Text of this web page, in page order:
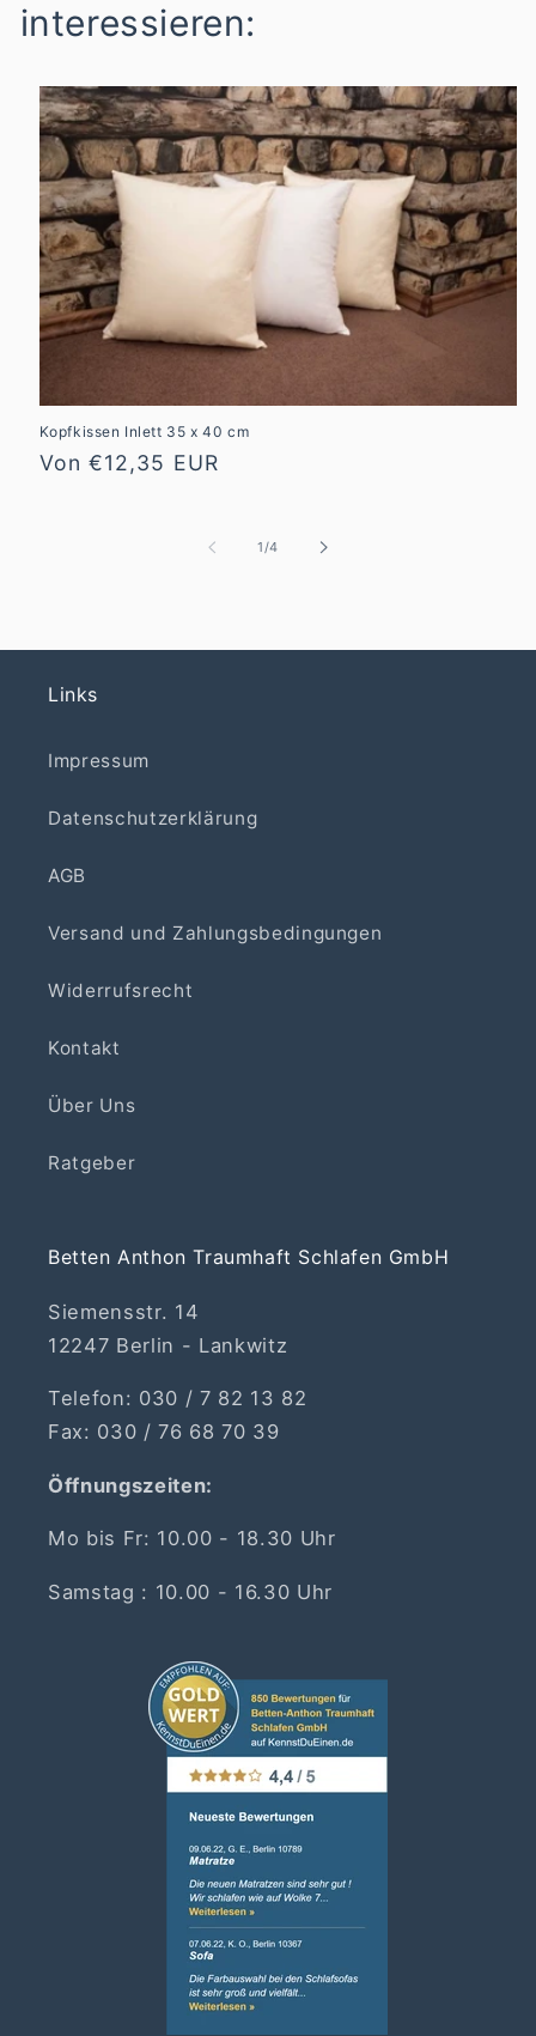
interessieren:
Kopfkissen Inlett 35 x 40 cm
Normaler
Von €12,35 EUR
1/von
4
Links
Impressum
Datenschutzerklärung
AGB
Versand und Zahlungsbedingungen
Widerrufsrecht
Kontakt
Über Uns
Ratgeber
Betten Anthon Traumhaft Schlafen GmbH
Siemensstr. 14
12247 Berlin - Lankwitz
Telefon: 030 / 7 82 13 82
Fax: 030 / 76 68 70 39
Öffnungszeiten:
Mo bis Fr: 10.00 - 18.30 Uhr
Samstag : 10.00 - 16.30 Uhr